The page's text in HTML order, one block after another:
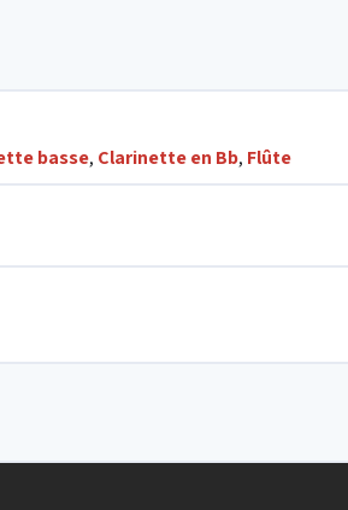
basse, Clarinette en Bb, Flûte